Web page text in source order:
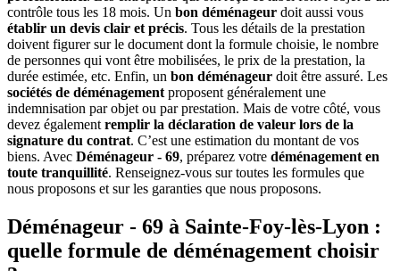
contrôle tous les 18 mois. Un bon déménageur doit aussi vous
établir un devis clair et précis. Tous les détails de la prestation
doivent figurer sur le document dont la formule choisie, le nombre
de personnes qui vont être mobilisées, le prix de la prestation, la
durée estimée, etc. Enfin, un bon déménageur doit être assuré. Les
sociétés de déménagement proposent généralement une
indemnisation par objet ou par prestation. Mais de votre côté, vous
devez également remplir la déclaration de valeur lors de la
signature du contrat. C’est une estimation du montant de vos
biens. Avec Déménageur - 69, préparez votre déménagement en
toute tranquillité. Renseignez-vous sur toutes les formules que
nous proposons et sur les garanties que nous proposons.
Déménageur - 69 à Sainte-Foy-lès-Lyon :
quelle formule de déménagement choisir